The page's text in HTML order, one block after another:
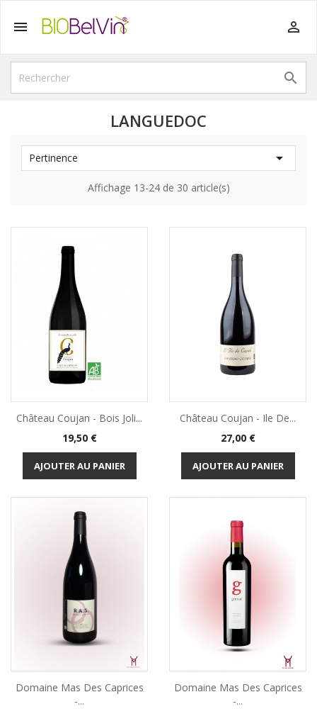
 

LANGUEDOC
Pertinence 
Affichage 13-24 de 30 article(s)
Château Coujan - Bois Joli...
Prix
19,50 €
AJOUTER AU PANIER
Château Coujan - Ile De...
Prix
27,00 €
AJOUTER AU PANIER
Domaine Mas Des Caprices
-...
Domaine Mas Des Caprices
-...